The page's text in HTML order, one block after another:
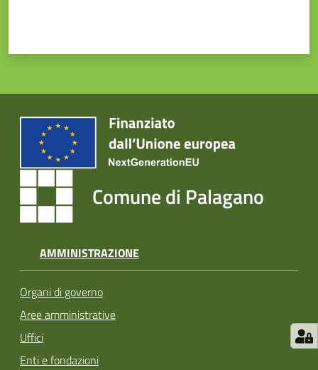
Comune di Palagano
AMMINISTRAZIONE
Organi di governo
Aree amministrative
Uffici
Enti e fondazioni